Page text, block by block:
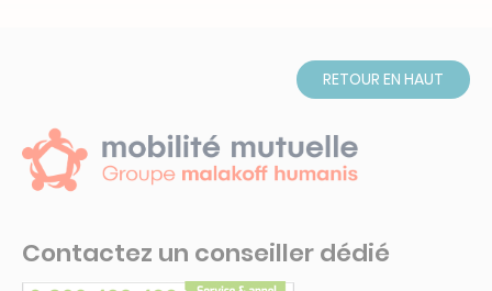
Contactez un conseiller dédié
RETOUR EN HAUT